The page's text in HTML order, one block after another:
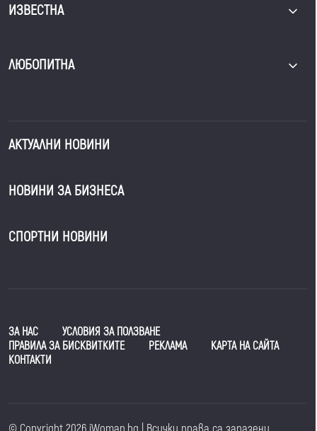
ИЗВЕСТНА
ЛЮБОПИТНА
АКТУАЛНИ НОВИНИ
НОВИНИ ЗА БИЗНЕСА
СПОРТНИ НОВИНИ
ЗА НАС
УСЛОВИЯ ЗА ПОЛЗВАНЕ
ПРАВИЛА ЗА БИСКВИТКИТЕ
РЕКЛАМА
КАРТА НА САЙТА
КОНТАКТИ